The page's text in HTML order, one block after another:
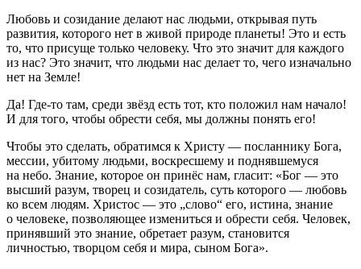
Любовь и созидание делают нас людьми, открывая путь
развития, которого нет в живой природе планеты! Это и есть
то, что присуще только человеку. Что это значит для каждого
из нас? Это значит, что людьми нас делает то, чего изначально
нет на Земле!
Да! Где-то там, среди звёзд есть тот, кто положил нам начало!
И для того, чтобы обрести себя, мы должны понять его!
Чтобы это сделать, обратимся к Христу — посланнику Бога,
мессии, убитому людьми, воскресшему и поднявшемуся
на небо. Знание, которое он принёс нам, гласит: «Бог — это
высший разум, творец и созидатель, суть которого — любовь
ко всем людям. Христос — это „слово“ его, истина, знание
о человеке, позволяющее измениться и обрести себя. Человек,
принявший это знание, обретает разум, становится
личностью, творцом себя и мира, сыном Бога».